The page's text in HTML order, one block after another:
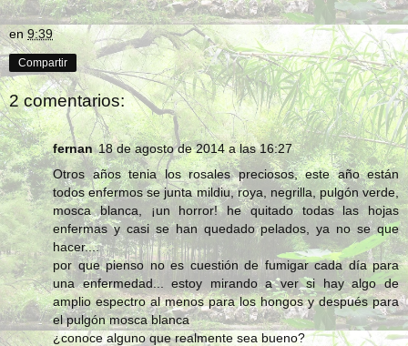
en9:39
Compartir
2 comentarios:
fernan 18 de agosto de 2014 a las 16:27
Otros años tenia los rosales preciosos, este año están
todos enfermos se junta mildiu, roya, negrilla, pulgón verde,
mosca blanca, ¡un horror! he quitado todas las hojas
enfermas y casi se han quedado pelados, ya no se que
hacer....
por que pienso no es cuestión de fumigar cada día para
una enfermedad... estoy mirando a ver si hay algo de
amplio espectro al menos para los hongos y después para
el pulgón mosca blanca
¿conoce alguno que realmente sea bueno?